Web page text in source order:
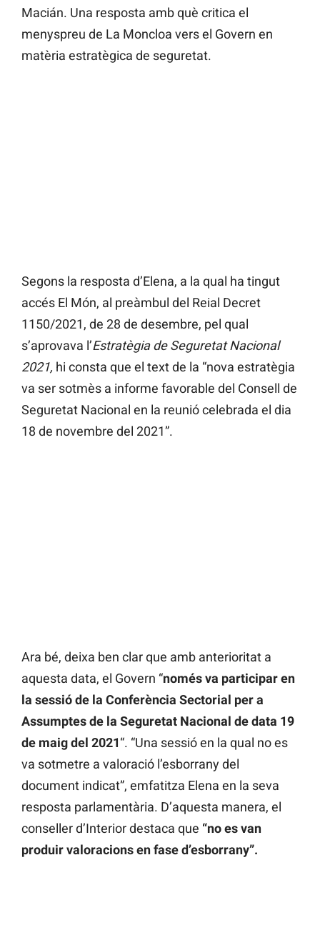
Macián. Una resposta amb què critica el
menyspreu de La Moncloa vers el Govern en
matèria estratègica de seguretat.
Segons la resposta d’Elena, a la qual ha tingut
accés El Món, al preàmbul del Reial Decret
1150/2021, de 28 de desembre, pel qual
s’aprovava l’Estratègia de Seguretat Nacional
2021, hi consta que el text de la “nova estratègia
va ser sotmès a informe favorable del Consell de
Seguretat Nacional en la reunió celebrada el dia
18 de novembre del 2021”.
Ara bé, deixa ben clar que amb anterioritat a
aquesta data, el Govern “només va participar en
la sessió de la Conferència Sectorial per a
Assumptes de la Seguretat Nacional de data 19
de maig del 2021“. “Una sessió en la qual no es
va sotmetre a valoració l’esborrany del
document indicat”, emfatitza Elena en la seva
resposta parlamentària. D’aquesta manera, el
conseller d’Interior destaca que “no es van
produir valoracions en fase d’esborrany”.